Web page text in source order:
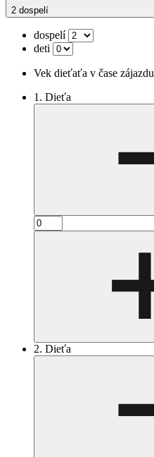
2 dospelí
dospelí
deti
Vek dieťaťa v čase zájazdu
1. Dieťa
2. Dieťa